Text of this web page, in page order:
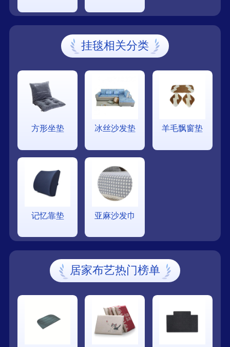
挂毯相关分类
方形坐垫 冰丝沙发垫 羊毛飘窗垫
记忆靠垫 亚麻沙发巾
居家布艺热门榜单